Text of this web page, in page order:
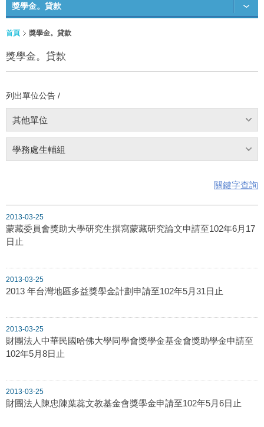
獎學金。貸款
首頁 獎學金。貸款
獎學金。貸款
列出單位公告 /
其他單位
學務處生輔組
關鍵字查詢
2013-03-25
蒙藏委員會獎助大學研究生撰寫蒙藏研究論文申請至102年6月17
日止
2013-03-25
2013 年台灣地區多益獎學金計劃申請至102年5月31日止
2013-03-25
財團法人中華民國哈佛大學同學會獎學金基金會獎助學金申請至
102年5月8日止
2013-03-25
財團法人陳忠陳葉蕊文教基金會獎學金申請至102年5月6日止